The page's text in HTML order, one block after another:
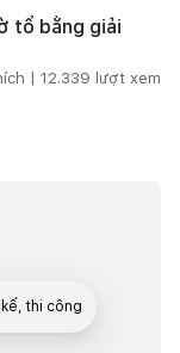
tổ bằng giải
| 12.339 lượt xem
thi công